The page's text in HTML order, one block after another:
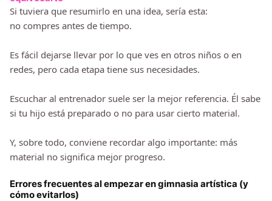
Si tuviera que resumirlo en una idea, sería esta:
no compres antes de tiempo.
Es fácil dejarse llevar por lo que ves en otros niños o en
redes, pero cada etapa tiene sus necesidades.
Escuchar al entrenador suele ser la mejor referencia. Él sabe
si tu hijo está preparado o no para usar cierto material.
Y, sobre todo, conviene recordar algo importante: más
material no significa mejor progreso.
Errores frecuentes al empezar en gimnasia artística (y
cómo evitarlos)